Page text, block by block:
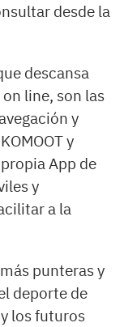
desde la
descansa
line, son las
y
y
App de
y
a la
punteras y
deporte de
los futuros